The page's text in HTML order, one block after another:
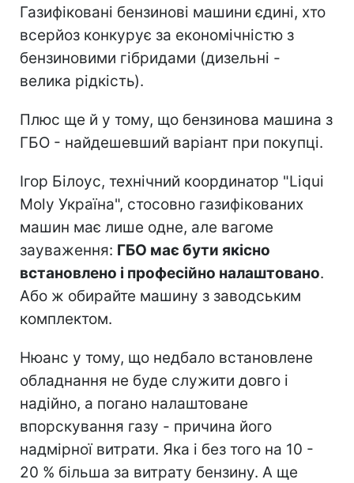
Газифіковані бензинові машини єдині, хто
всерйоз конкурує за економічністю з
бензиновими гібридами (дизельні -
велика рідкість).
Плюс ще й у тому, що бензинова машина з
ГБО - найдешевший варіант при покупці.
Ігор Білоус, технічний координатор "Liqui
Moly Україна", стосовно газифікованих
машин має лише одне, але вагоме
зауваження: ГБО має бути якісно
встановлено і професійно налаштовано.
Або ж обирайте машину з заводським
комплектом.
Нюанс у тому, що недбало встановлене
обладнання не буде служити довго і
надійно, а погано налаштоване
впорскування газу - причина його
надмірної витрати. Яка і без того на 10 -
20 % більша за витрату бензину. А ще